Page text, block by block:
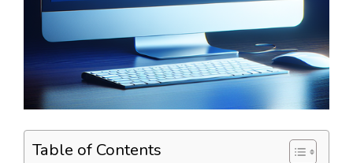
Table of Contents